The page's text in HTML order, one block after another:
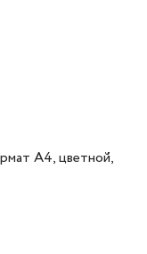
А4, цветной,